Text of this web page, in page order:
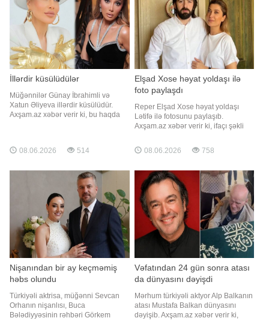
İllərdir küsülüdülər
Müğənnilər Günay İbrahimli və
Xatun Əliyeva illərdir küsülüdür.
Axşam.az xəbər verir ki, bu haqda
nəyin üstündə oldu. İnşallah,
Ona uğurlar arzu edirəm
08.06.2026 514
Elşad Xose həyat yoldaşı ilə
foto paylaşdı
Reper Elşad Xose həyat yoldaşı
Lətifə ilə fotosunu paylaşıb.
Axşam.az xəbər verir ki, ifaçı şəkli
Qeyd edək ki, Elşad və Lətifə 2021-
ci ildə ailə qurub. Bu, reperin ikinci
08.06.2026 758
Nişanından bir ay keçməmiş
həbs olundu
Türkiyəli aktrisa, müğənni Sevcan
Orhanın nişanlısı, Buca
Bələdiyyəsinin rəhbəri Görkem
Vəfatından 24 gün sonra atası
da dünyasını dəyişdi
Mərhum türkiyəli aktyor Alp Balkanın
atası Mustafa Balkan dünyasını
dəyişib. Axşam.az xəbər verir ki,